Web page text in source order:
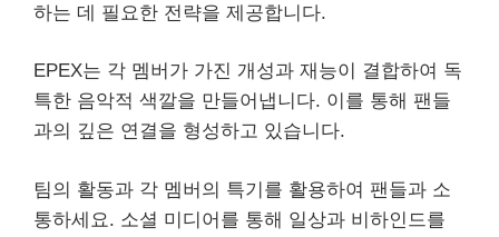
하는 데 필요한 전략을 제공합니다.
EPEX는 각 멤버가 가진 개성과 재능이 결합하여 독
특한 음악적 색깔을 만들어냅니다. 이를 통해 팬들
과의 깊은 연결을 형성하고 있습니다.
팀의 활동과 각 멤버의 특기를 활용하여 팬들과 소
통하세요. 소셜 미디어를 통해 일상과 비하인드를